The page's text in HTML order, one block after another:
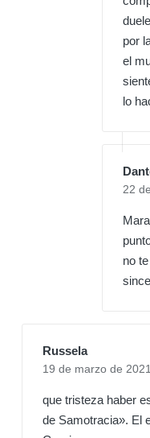
por
el
lo
22
no
Russela
19 de marzo de
que tristeza haber
de Samotracia». El